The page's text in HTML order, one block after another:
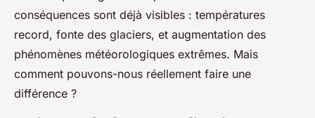
conséquences sont déjà visibles : températures
record, fonte des glaciers, et augmentation des
phénomènes météorologiques extrêmes. Mais
comment pouvons-nous réellement faire une
différence ?